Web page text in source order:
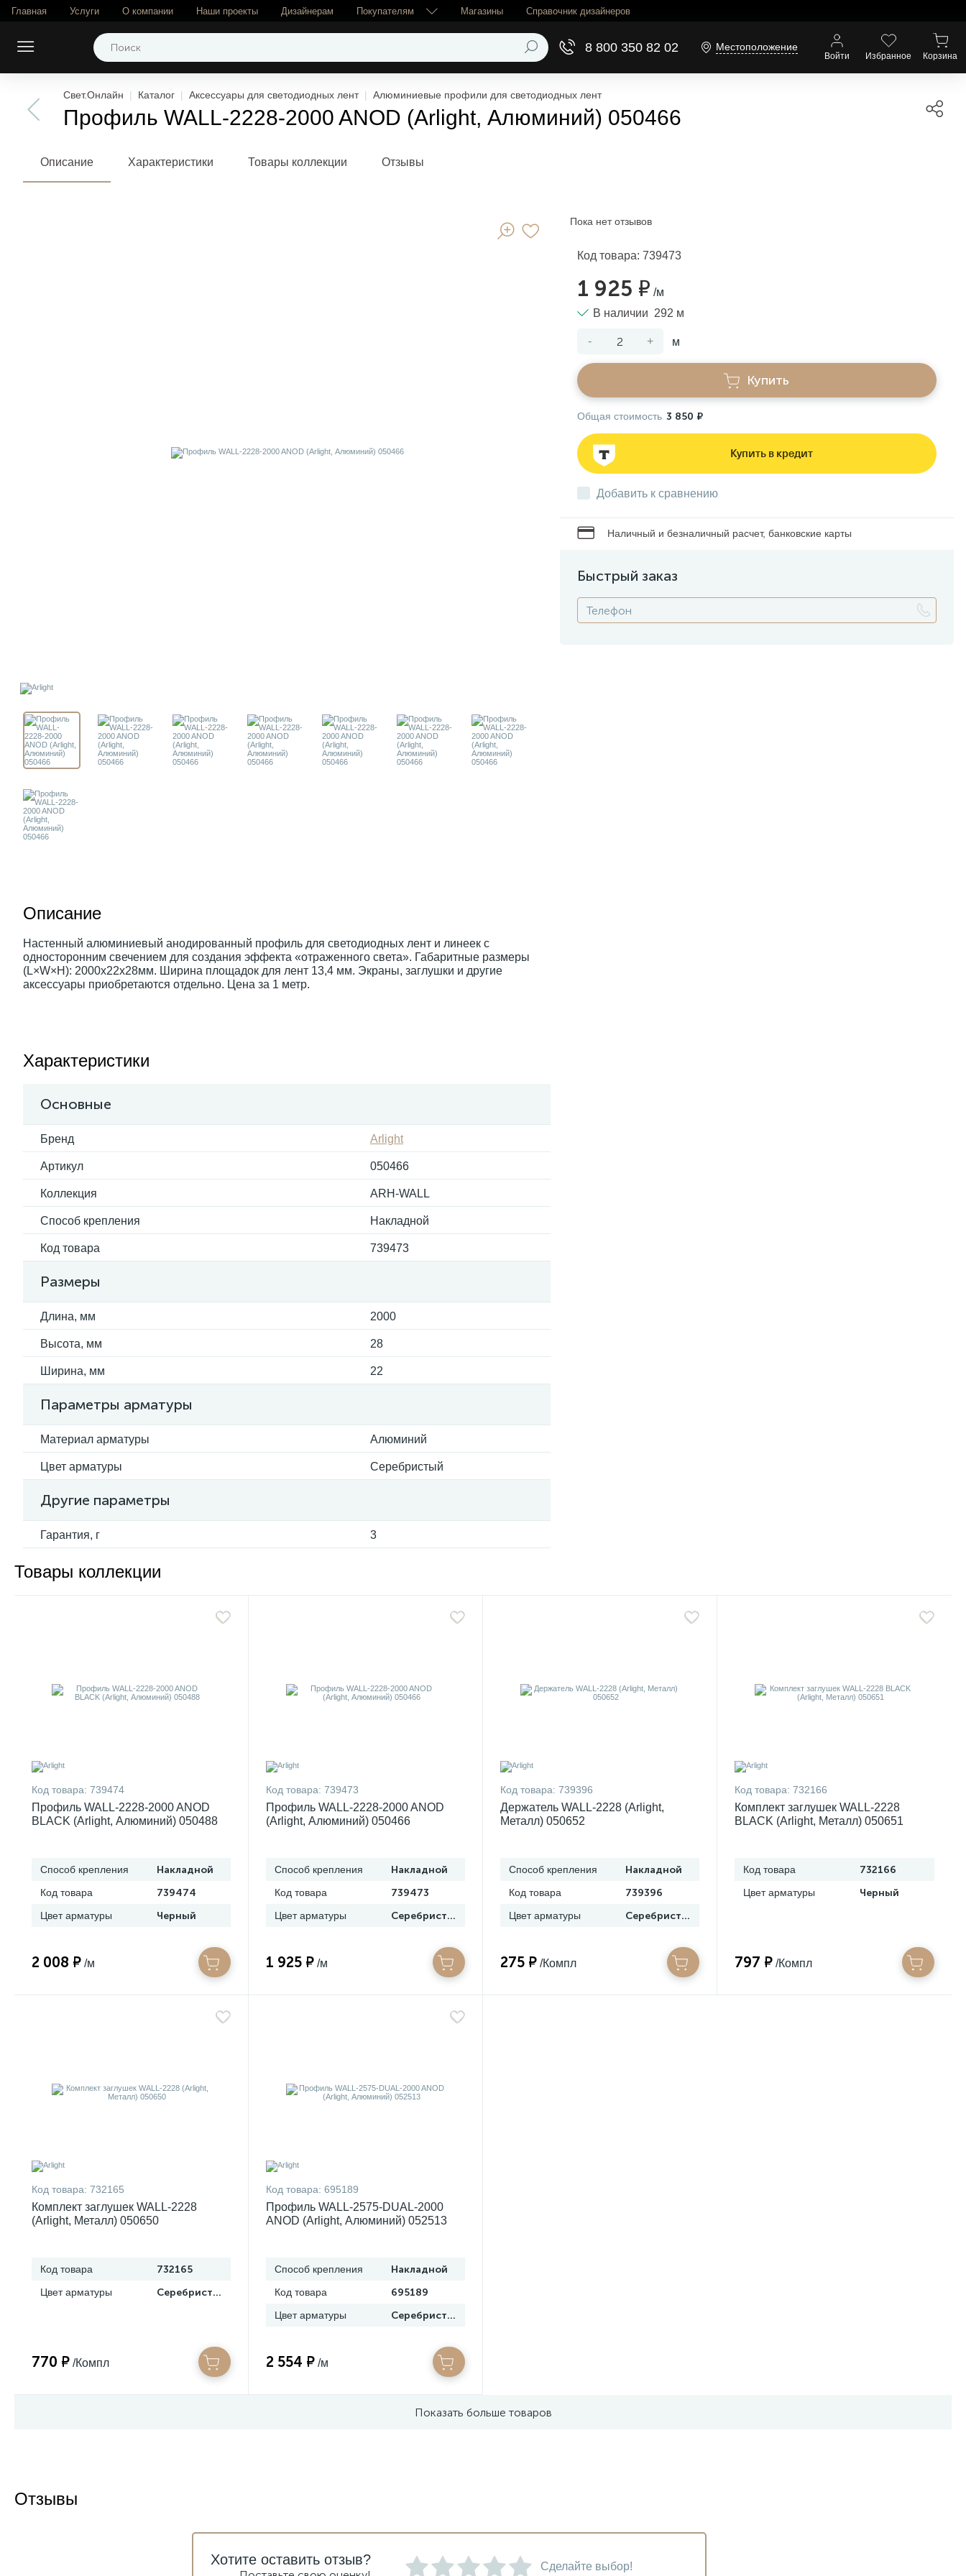
Главная Услуги О компании Наши проекты Дизайнерам Покупателям Магазины Справочник дизайнеров
Местоположение
8 800 350 82 02
Избранное Корзина
Войти
Свет.Онлайн Каталог Аксессуары для светодиодных лент Алюминиевые профили для светодиодных лент
Профиль WALL-2228-2000 ANOD (Arlight, Алюминий) 050466
Описание Характеристики Товары коллекции Отзывы
Пока нет отзывов
Код товара: 739473
1 925 ₽ /м
В наличии 292 м
- + м
Купить
Общая стоимость 3 850 ₽
Купить в кредит
Добавить к сравнению
Наличный и безналичный расчет, банковские карты
Быстрый заказ
Описание
Настенный алюминиевый анодированный профиль для светодиодных лент и линеек с
односторонним свечением для создания эффекта «отраженного света». Габаритные размеры
(L×W×H): 2000x22x28мм. Ширина площадок для лент 13,4 мм. Экраны, заглушки и другие
аксессуары приобретаются отдельно. Цена за 1 метр.
Характеристики
Основные
Бренд Arlight
Артикул 050466
Коллекция ARH-WALL
Способ крепления Накладной
Код товара 739473
Размеры
Длина, мм 2000
Высота, мм 28
Ширина, мм 22
Параметры арматуры
Материал арматуры Алюминий
Цвет арматуры Серебристый
Другие параметры
Гарантия, г 3
Товары коллекции
Код товара: 739474
Профиль WALL-2228-2000 ANOD
BLACK (Arlight, Алюминий) 050488
Способ крепления Накладной
Код товара 739474
Цвет арматуры Черный
2 008 ₽ /м
Код товара: 739473
Профиль WALL-2228-2000 ANOD
(Arlight, Алюминий) 050466
Способ крепления Накладной
Код товара 739473
Цвет арматуры Серебристый
1 925 ₽ /м
Код товара: 739396
Держатель WALL-2228 (Arlight,
Металл) 050652
Способ крепления Накладной
Код товара 739396
Цвет арматуры Серебристый
275 ₽ /Компл
Код товара: 732166
Комплект заглушек WALL-2228
BLACK (Arlight, Металл) 050651
Код товара 732166
Цвет арматуры Черный
797 ₽ /Компл
Код товара: 732165
Комплект заглушек WALL-2228
(Arlight, Металл) 050650
Код товара 732165
Цвет арматуры Серебристый
770 ₽ /Компл
Код товара: 695189
Профиль WALL-2575-DUAL-2000
ANOD (Arlight, Алюминий) 052513
Способ крепления Накладной
Код товара 695189
Цвет арматуры Серебристый
2 554 ₽ /м
Показать больше товаров
Отзывы
Хотите оставить отзыв? Сделайте выбор!